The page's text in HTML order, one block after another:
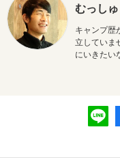
むっしゅ
キャンプ歴
立していま
にいきたい